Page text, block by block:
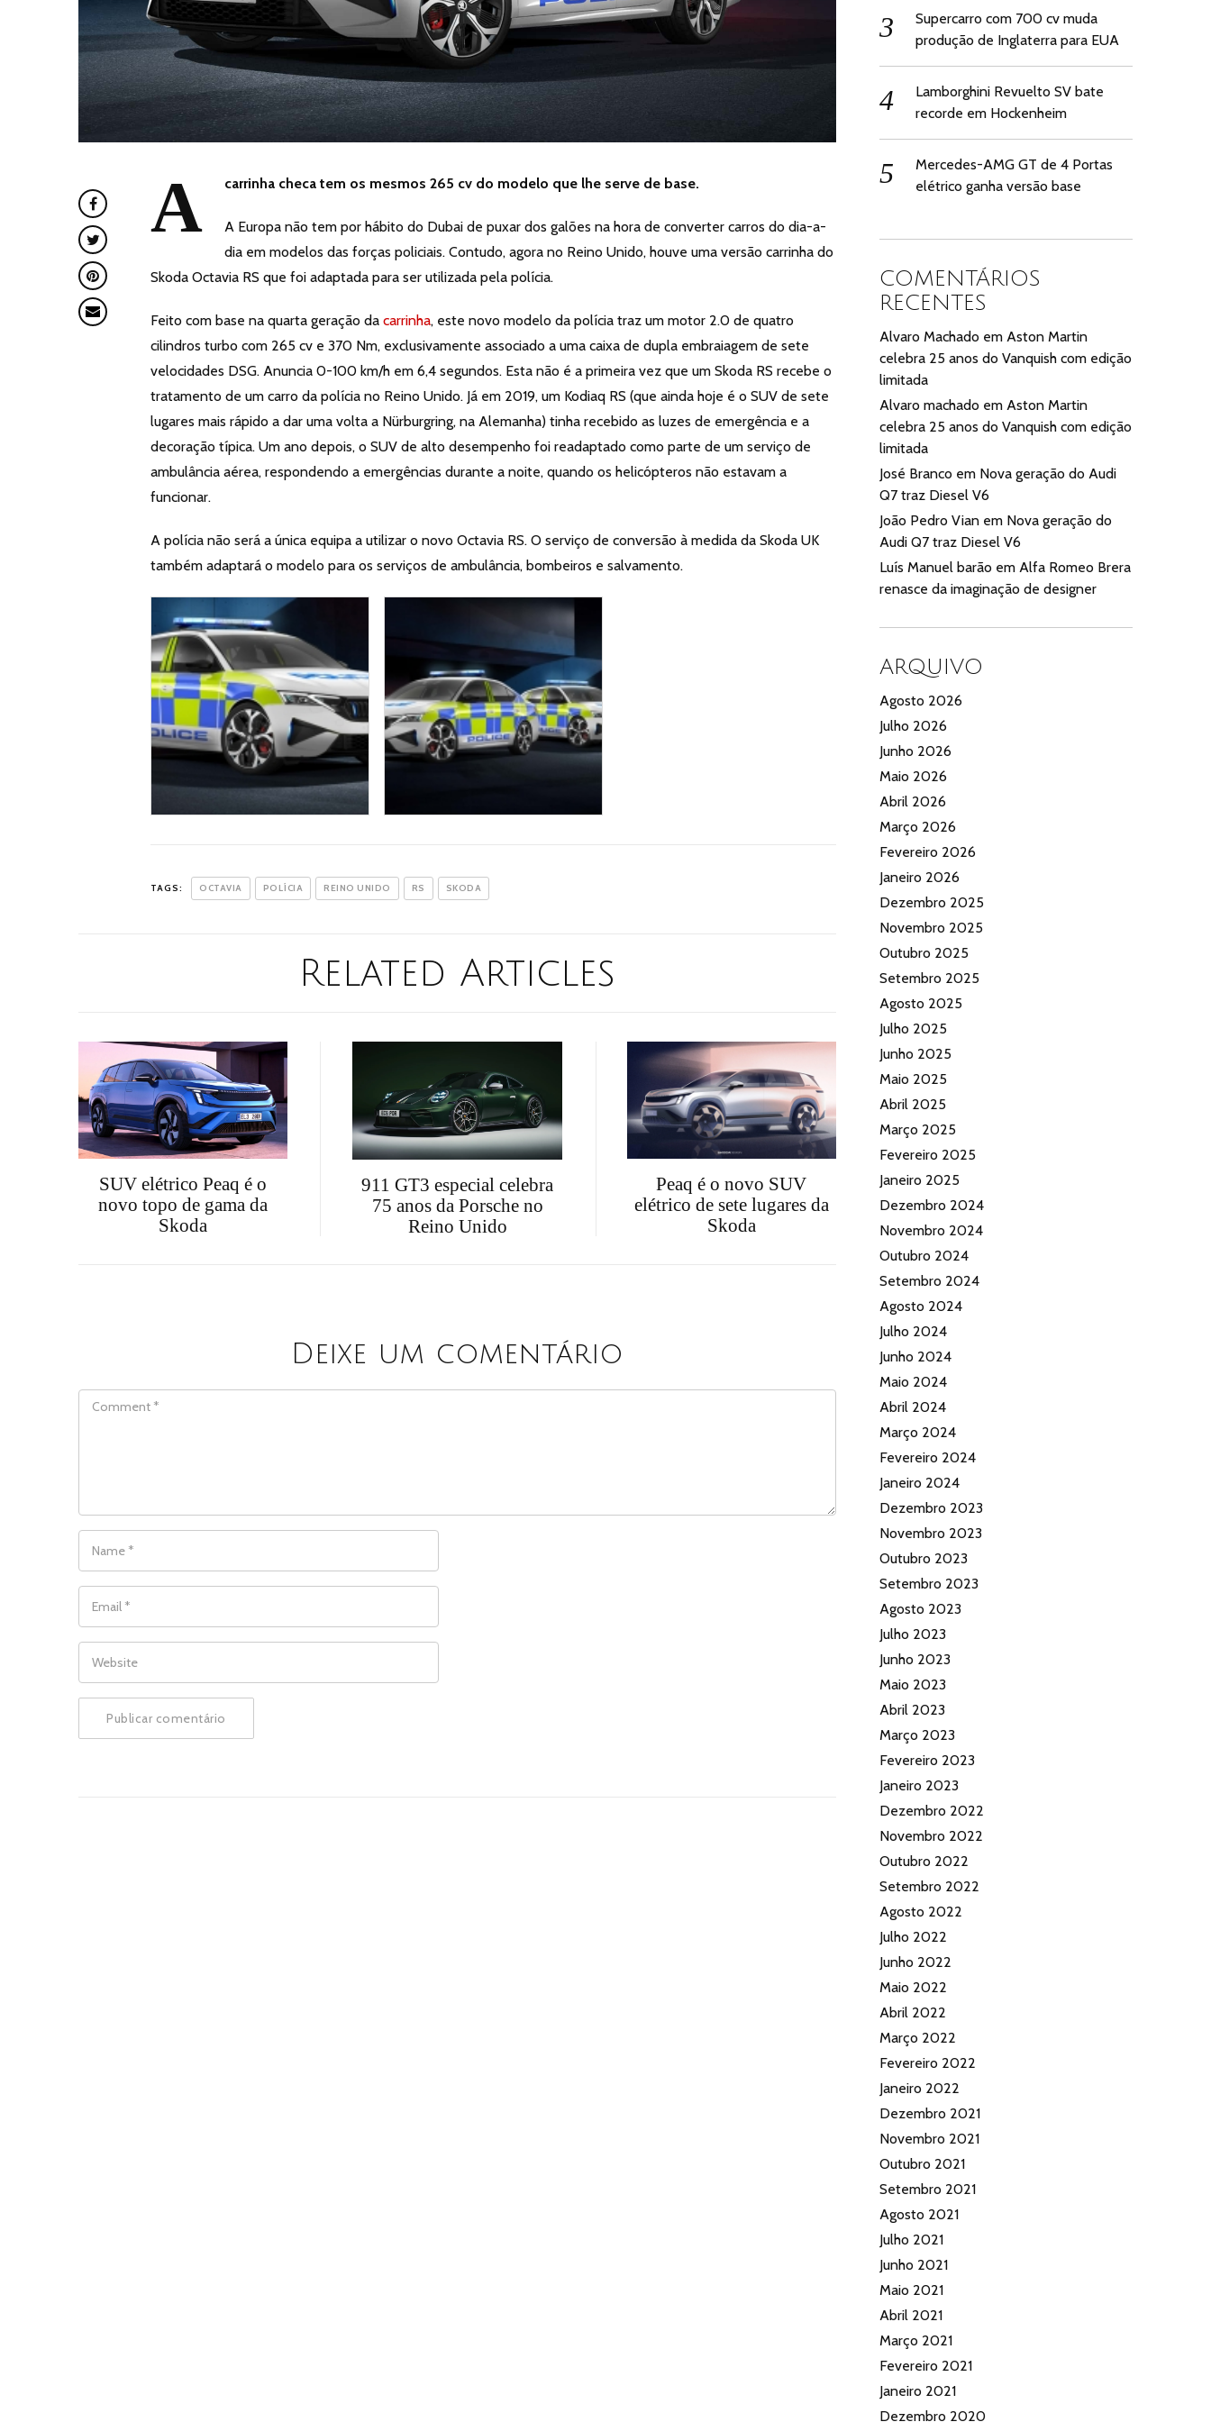
A carrinha checa tem os mesmos 265 cv do modelo que lhe serve de base.
A Europa não tem por hábito do Dubai de puxar dos galões na hora de converter carros do dia-a-
dia em modelos das forças policiais. Contudo, agora no Reino Unido, houve uma versão carrinha do
Skoda Octavia RS que foi adaptada para ser utilizada pela polícia.
Feito com base na quarta geração da carrinha, este novo modelo da polícia traz um motor 2.0 de quatro
cilindros turbo com 265 cv e 370 Nm, exclusivamente associado a uma caixa de dupla embraiagem de sete
velocidades DSG. Anuncia 0-100 km/h em 6,4 segundos. Esta não é a primeira vez que um Skoda RS recebe o
tratamento de um carro da polícia no Reino Unido. Já em 2019, um Kodiaq RS (que ainda hoje é o SUV de sete
lugares mais rápido a dar uma volta a Nürburgring, na Alemanha) tinha recebido as luzes de emergência e a
decoração típica. Um ano depois, o SUV de alto desempenho foi readaptado como parte de um serviço de
ambulância aérea, respondendo a emergências durante a noite, quando os helicópteros não estavam a
funcionar.
A polícia não será a única equipa a utilizar o novo Octavia RS. O serviço de conversão à medida da Skoda UK
também adaptará o modelo para os serviços de ambulância, bombeiros e salvamento.
TAGS: OCTAVIA POLÍCIA REINO UNIDO RS SKODA
Related Articles
SUV elétrico Peaq é o
novo topo de gama da
Skoda
911 GT3 especial celebra
75 anos da Porsche no
Reino Unido
Peaq é o novo SUV
elétrico de sete lugares da
Skoda
Deixe um comentário
Supercarro com 700 cv muda
produção de Inglaterra para EUA
Lamborghini Revuelto SV bate
recorde em Hockenheim
Mercedes-AMG GT de 4 Portas
elétrico ganha versão base
COMENTÁRIOS
RECENTES
Alvaro Machado emAston Martin
celebra 25 anos do Vanquish com edição
limitada
Alvaro machado emAston Martin
celebra 25 anos do Vanquish com edição
limitada
José Branco em Nova geração do Audi
Q7 traz Diesel V6
João Pedro Vian em Nova geração do
Audi Q7 traz Diesel V6
Luís Manuel barão emAlfa Romeo Brera
renasce da imaginação de designer
ARQUIVO
Agosto 2026
Julho 2026
Junho 2026
Maio 2026
Abril 2026
Março 2026
Fevereiro 2026
Janeiro 2026
Dezembro 2025
Novembro 2025
Outubro 2025
Setembro 2025
Agosto 2025
Julho 2025
Junho 2025
Maio 2025
Abril 2025
Março 2025
Fevereiro 2025
Janeiro 2025
Dezembro 2024
Novembro 2024
Outubro 2024
Setembro 2024
Agosto 2024
Julho 2024
Junho 2024
Maio 2024
Abril 2024
Março 2024
Fevereiro 2024
Janeiro 2024
Dezembro 2023
Novembro 2023
Outubro 2023
Setembro 2023
Agosto 2023
Julho 2023
Junho 2023
Maio 2023
Abril 2023
Março 2023
Fevereiro 2023
Janeiro 2023
Dezembro 2022
Novembro 2022
Outubro 2022
Setembro 2022
Agosto 2022
Julho 2022
Junho 2022
Maio 2022
Abril 2022
Março 2022
Fevereiro 2022
Janeiro 2022
Dezembro 2021
Novembro 2021
Outubro 2021
Setembro 2021
Agosto 2021
Julho 2021
Junho 2021
Maio 2021
Abril 2021
Março 2021
Fevereiro 2021
Janeiro 2021
Dezembro 2020